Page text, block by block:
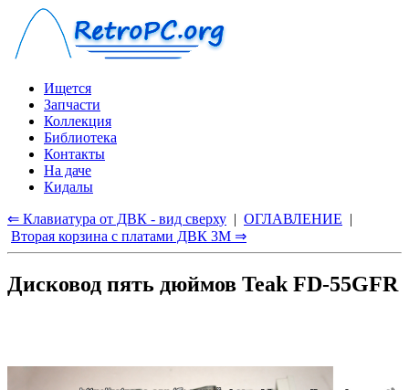
Ищется
Запчасти
Коллекция
Библиотека
Контакты
На даче
Кидалы
⇐ Клавиатура от ДВК - вид сверху | ОГЛАВЛЕНИЕ |
Вторая корзина с платами ДВК 3М ⇒
Дисковод пять дюймов Teak FD-55GFR